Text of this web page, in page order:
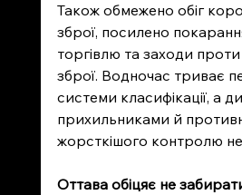
Також обмежено обіг
зброї, посилено
торгівлю та заходи
зброї. Водночас триває
системи класифікації, а
прихильниками й
жорсткішого контролю
Оттава обіцяє не